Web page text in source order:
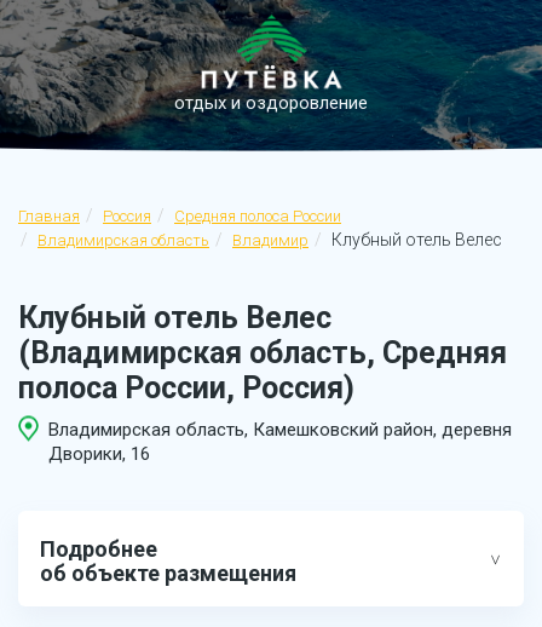
отдых и оздоровление
Главная Россия
Средняя полоса России
Владимирская область
Владимир Клубный отель Велес
Клубный отель Велес
(Владимирская область, Средняя
полоса России, Россия)
Владимирская область, Камешковский район, деревня
Дворики, 16
Подробнее
об объекте размещения